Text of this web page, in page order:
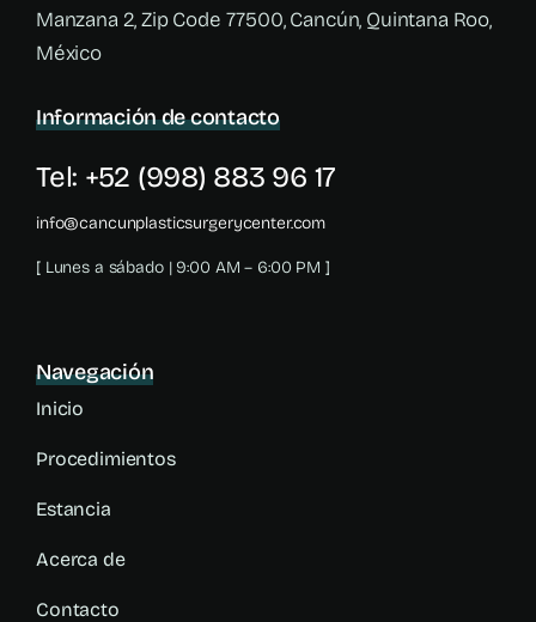
Manzana 2, Zip Code 77500, Cancún, Quintana Roo,
México
Información de contacto
Tel: +52 (998) 883 96 17
info@cancunplasticsurgerycenter.com
[ Lunes a sábado | 9:00 AM – 6:00 PM ]
Navegación
Inicio
Procedimientos
Estancia
Acerca de
Contacto